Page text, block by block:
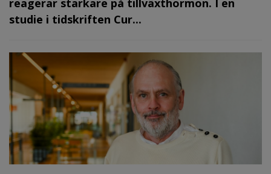
reagerar starkare på tillväxthormon. I en
studie i tidskriften Cur...